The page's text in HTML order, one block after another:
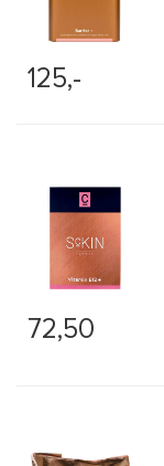
125,-
72,50